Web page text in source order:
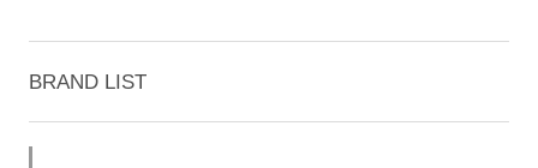
BRAND LIST